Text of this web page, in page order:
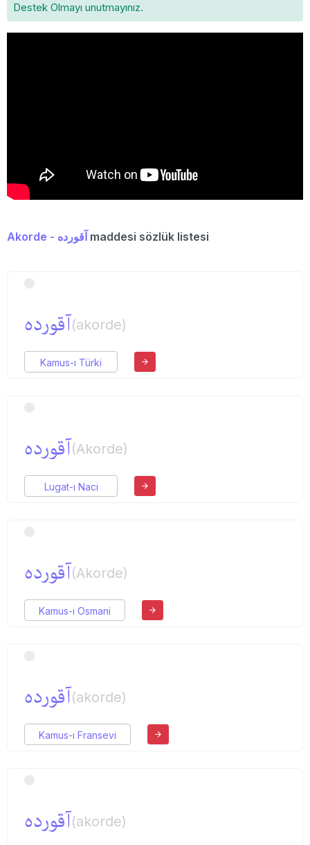
Destek Olmayı unutmayınız.
Akorde - آقورده maddesi sözlük listesi
آقورده(akorde)
Kamus-ı Türki
آقورده(Akorde)
Lugat-ı Naci
آقورده(Akorde)
Kamus-ı Osmani
آقورده(akorde)
Kamus-ı Fransevi
آقورده(akorde)